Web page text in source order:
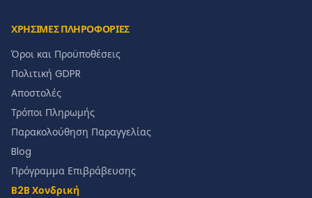
ΧΡΗΣΙΜΕΣ ΠΛΗΡΟΦΟΡΙΕΣ
Όροι και Προϋποθέσεις
Πολιτική GDPR
Αποστολές
Τρόποι Πληρωμής
Παρακολούθηση Παραγγελίας
Blog
Πρόγραμμα Επιβράβευσης
B2B Χονδρική